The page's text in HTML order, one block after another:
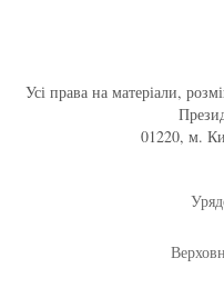
Усі права на матеріали,
01220, м.